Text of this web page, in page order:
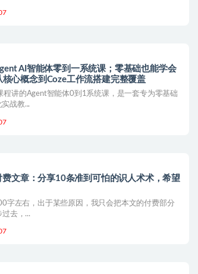
AI智能体零到一系统课；零基础也能学会
核心概念到Coze工作流搭建完整覆盖
程讲的Agent智能体0到1系统课，是一套专为零基础
战教...
费文章：分享10条准到可怕的识人术术，希望
字左右，出于某些原因，我只会把本文的付费部分
过去，...